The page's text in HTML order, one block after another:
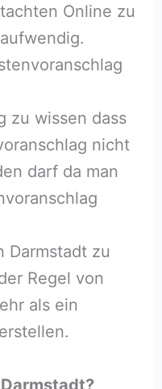
Online zu
zu wissen dass
nicht
darf da man
Darmstadt zu
Regel von
als ein